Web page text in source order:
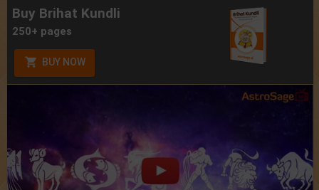
Buy Brihat Kundli
250+ pages
BUY NOW